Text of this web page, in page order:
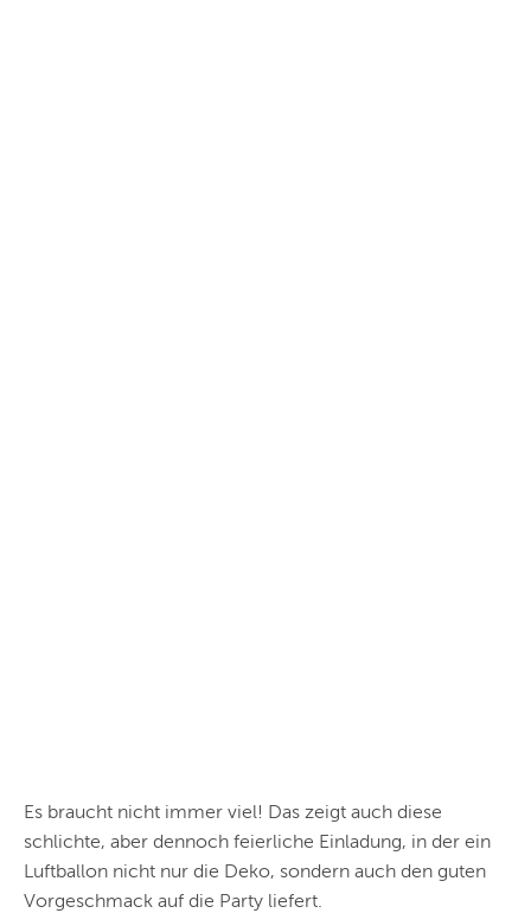
Es braucht nicht immer viel! Das zeigt auch diese
schlichte, aber dennoch feierliche Einladung, in der ein
Luftballon nicht nur die Deko, sondern auch den guten
Vorgeschmack auf die Party liefert.